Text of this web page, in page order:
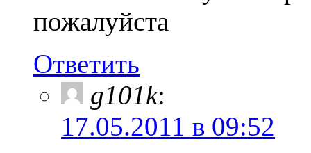
пожалуйста
Ответить
g101k:
17.05.2011 в 09:52